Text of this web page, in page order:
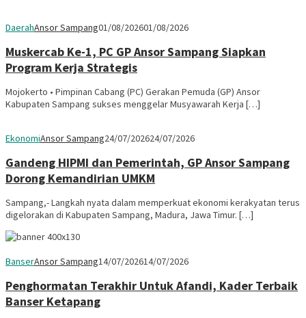
DaerahAnsor Sampang01/08/202601/08/2026
Muskercab Ke-1, PC GP Ansor Sampang Siapkan
Program Kerja Strategis
Mojokerto • Pimpinan Cabang (PC) Gerakan Pemuda (GP) Ansor
Kabupaten Sampang sukses menggelar Musyawarah Kerja […]
EkonomiAnsor Sampang24/07/202624/07/2026
Gandeng HIPMI dan Pemerintah, GP Ansor Sampang
Dorong Kemandirian UMKM
Sampang,- Langkah nyata dalam memperkuat ekonomi kerakyatan terus
digelorakan di Kabupaten Sampang, Madura, Jawa Timur. […]
BanserAnsor Sampang14/07/202614/07/2026
Penghormatan Terakhir Untuk Afandi, Kader Terbaik
Banser Ketapang